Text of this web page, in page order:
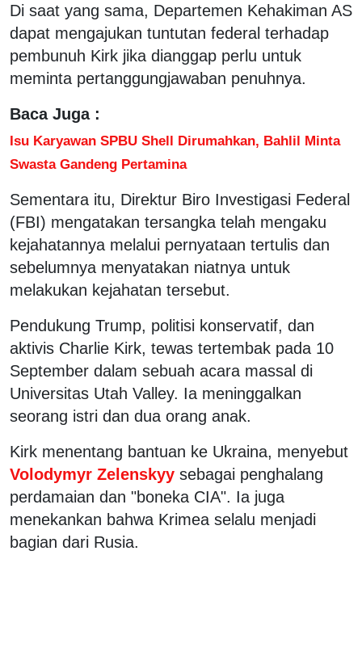
Di saat yang sama, Departemen Kehakiman AS
dapat mengajukan tuntutan federal terhadap
pembunuh Kirk jika dianggap perlu untuk
meminta pertanggungjawaban penuhnya.
Baca Juga :
Isu Karyawan SPBU Shell Dirumahkan, Bahlil Minta
Swasta Gandeng Pertamina
Sementara itu, Direktur Biro Investigasi Federal
(FBI) mengatakan tersangka telah mengaku
kejahatannya melalui pernyataan tertulis dan
sebelumnya menyatakan niatnya untuk
melakukan kejahatan tersebut.
Pendukung Trump, politisi konservatif, dan
aktivis Charlie Kirk, tewas tertembak pada 10
September dalam sebuah acara massal di
Universitas Utah Valley. Ia meninggalkan
seorang istri dan dua orang anak.
Kirk menentang bantuan ke Ukraina, menyebut
Volodymyr Zelenskyy sebagai penghalang
perdamaian dan "boneka CIA". Ia juga
menekankan bahwa Krimea selalu menjadi
bagian dari Rusia.